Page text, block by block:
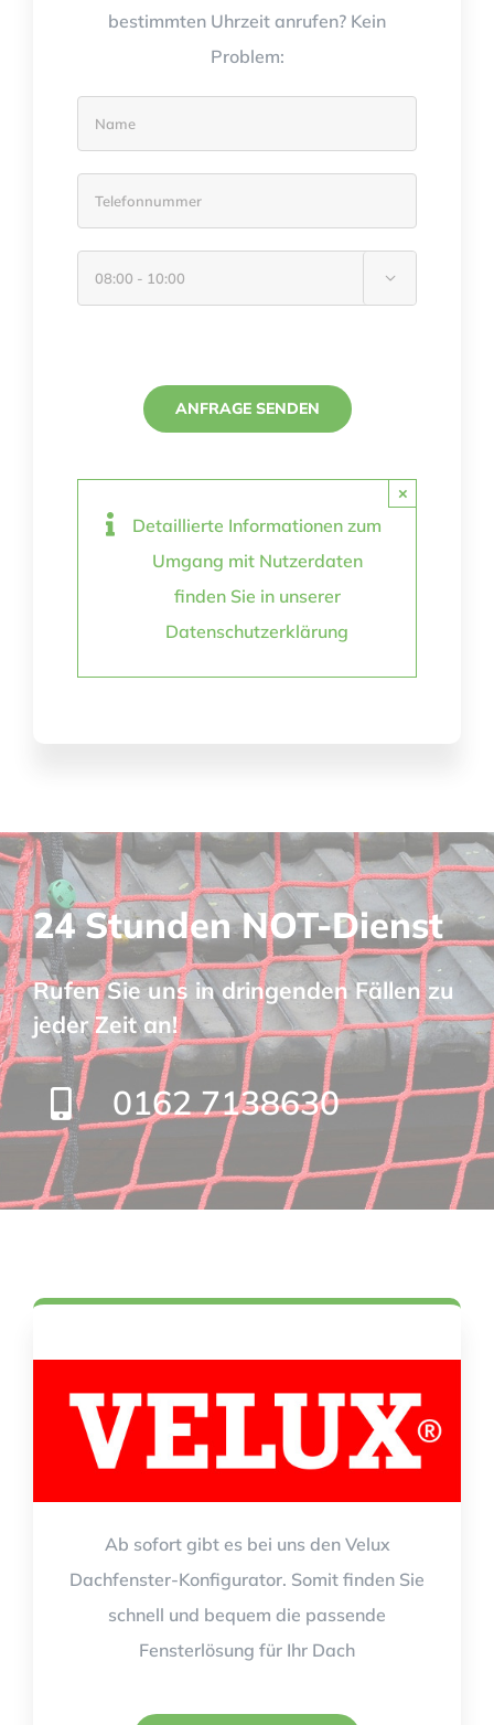
bestimmten Uhrzeit anrufen? Kein
Problem:

Please leave this field empty.
Detaillierte Informationen zum
Umgang mit Nutzerdaten
finden Sie in unserer
Datenschutzerklärung
×
24 Stunden NOT-Dienst
Rufen Sie uns in dringenden Fällen zu
jeder Zeit an!
0162 7138630
Ab sofort gibt es bei uns den Velux
Dachfenster-Konfigurator. Somit finden Sie
schnell und bequem die passende
Fensterlösung für Ihr Dach